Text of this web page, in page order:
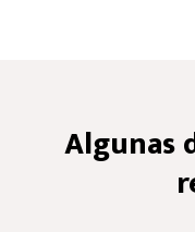
Algunas